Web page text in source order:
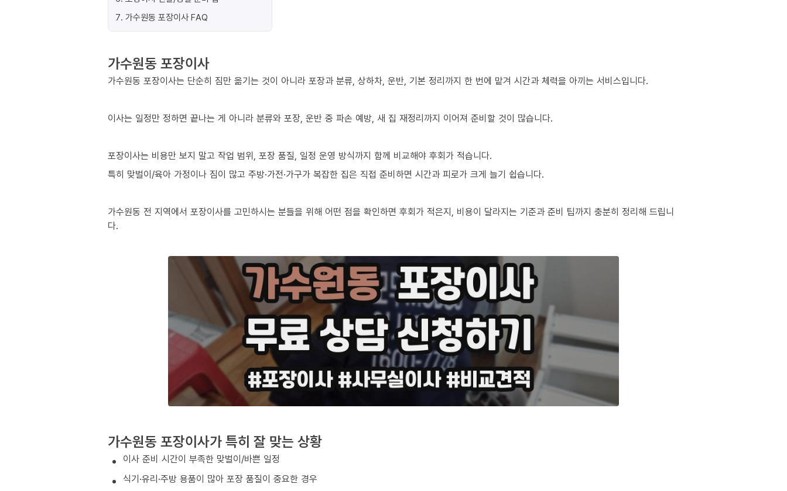
7. 가수원동 포장이사 FAQ
가수원동 포장이사
가수원동 포장이사는 단순히 짐만 옮기는 것이 아니라 포장과 분류, 상하차, 운반, 기본 정리까지 한 번에 맡겨 시간과 체력을 아끼는 서비스입니다.
이사는 일정만 정하면 끝나는 게 아니라 분류와 포장, 운반 중 파손 예방, 새 집 재정리까지 이어져 준비할 것이 많습니다.
포장이사는 비용만 보지 말고 작업 범위, 포장 품질, 일정 운영 방식까지 함께 비교해야 후회가 적습니다.
특히 맞벌이/육아 가정이나 짐이 많고 주방·가전·가구가 복잡한 집은 직접 준비하면 시간과 피로가 크게 늘기 쉽습니다.
가수원동 전 지역에서 포장이사를 고민하시는 분들을 위해 어떤 점을 확인하면 후회가 적은지, 비용이 달라지는 기준과 준비 팁까지 충분히 정리해 드립니
다.
가수원동 포장이사가 특히 잘 맞는 상황
이사 준비 시간이 부족한 맞벌이/바쁜 일정
식기·유리·주방 용품이 많아 포장 품질이 중요한 경우